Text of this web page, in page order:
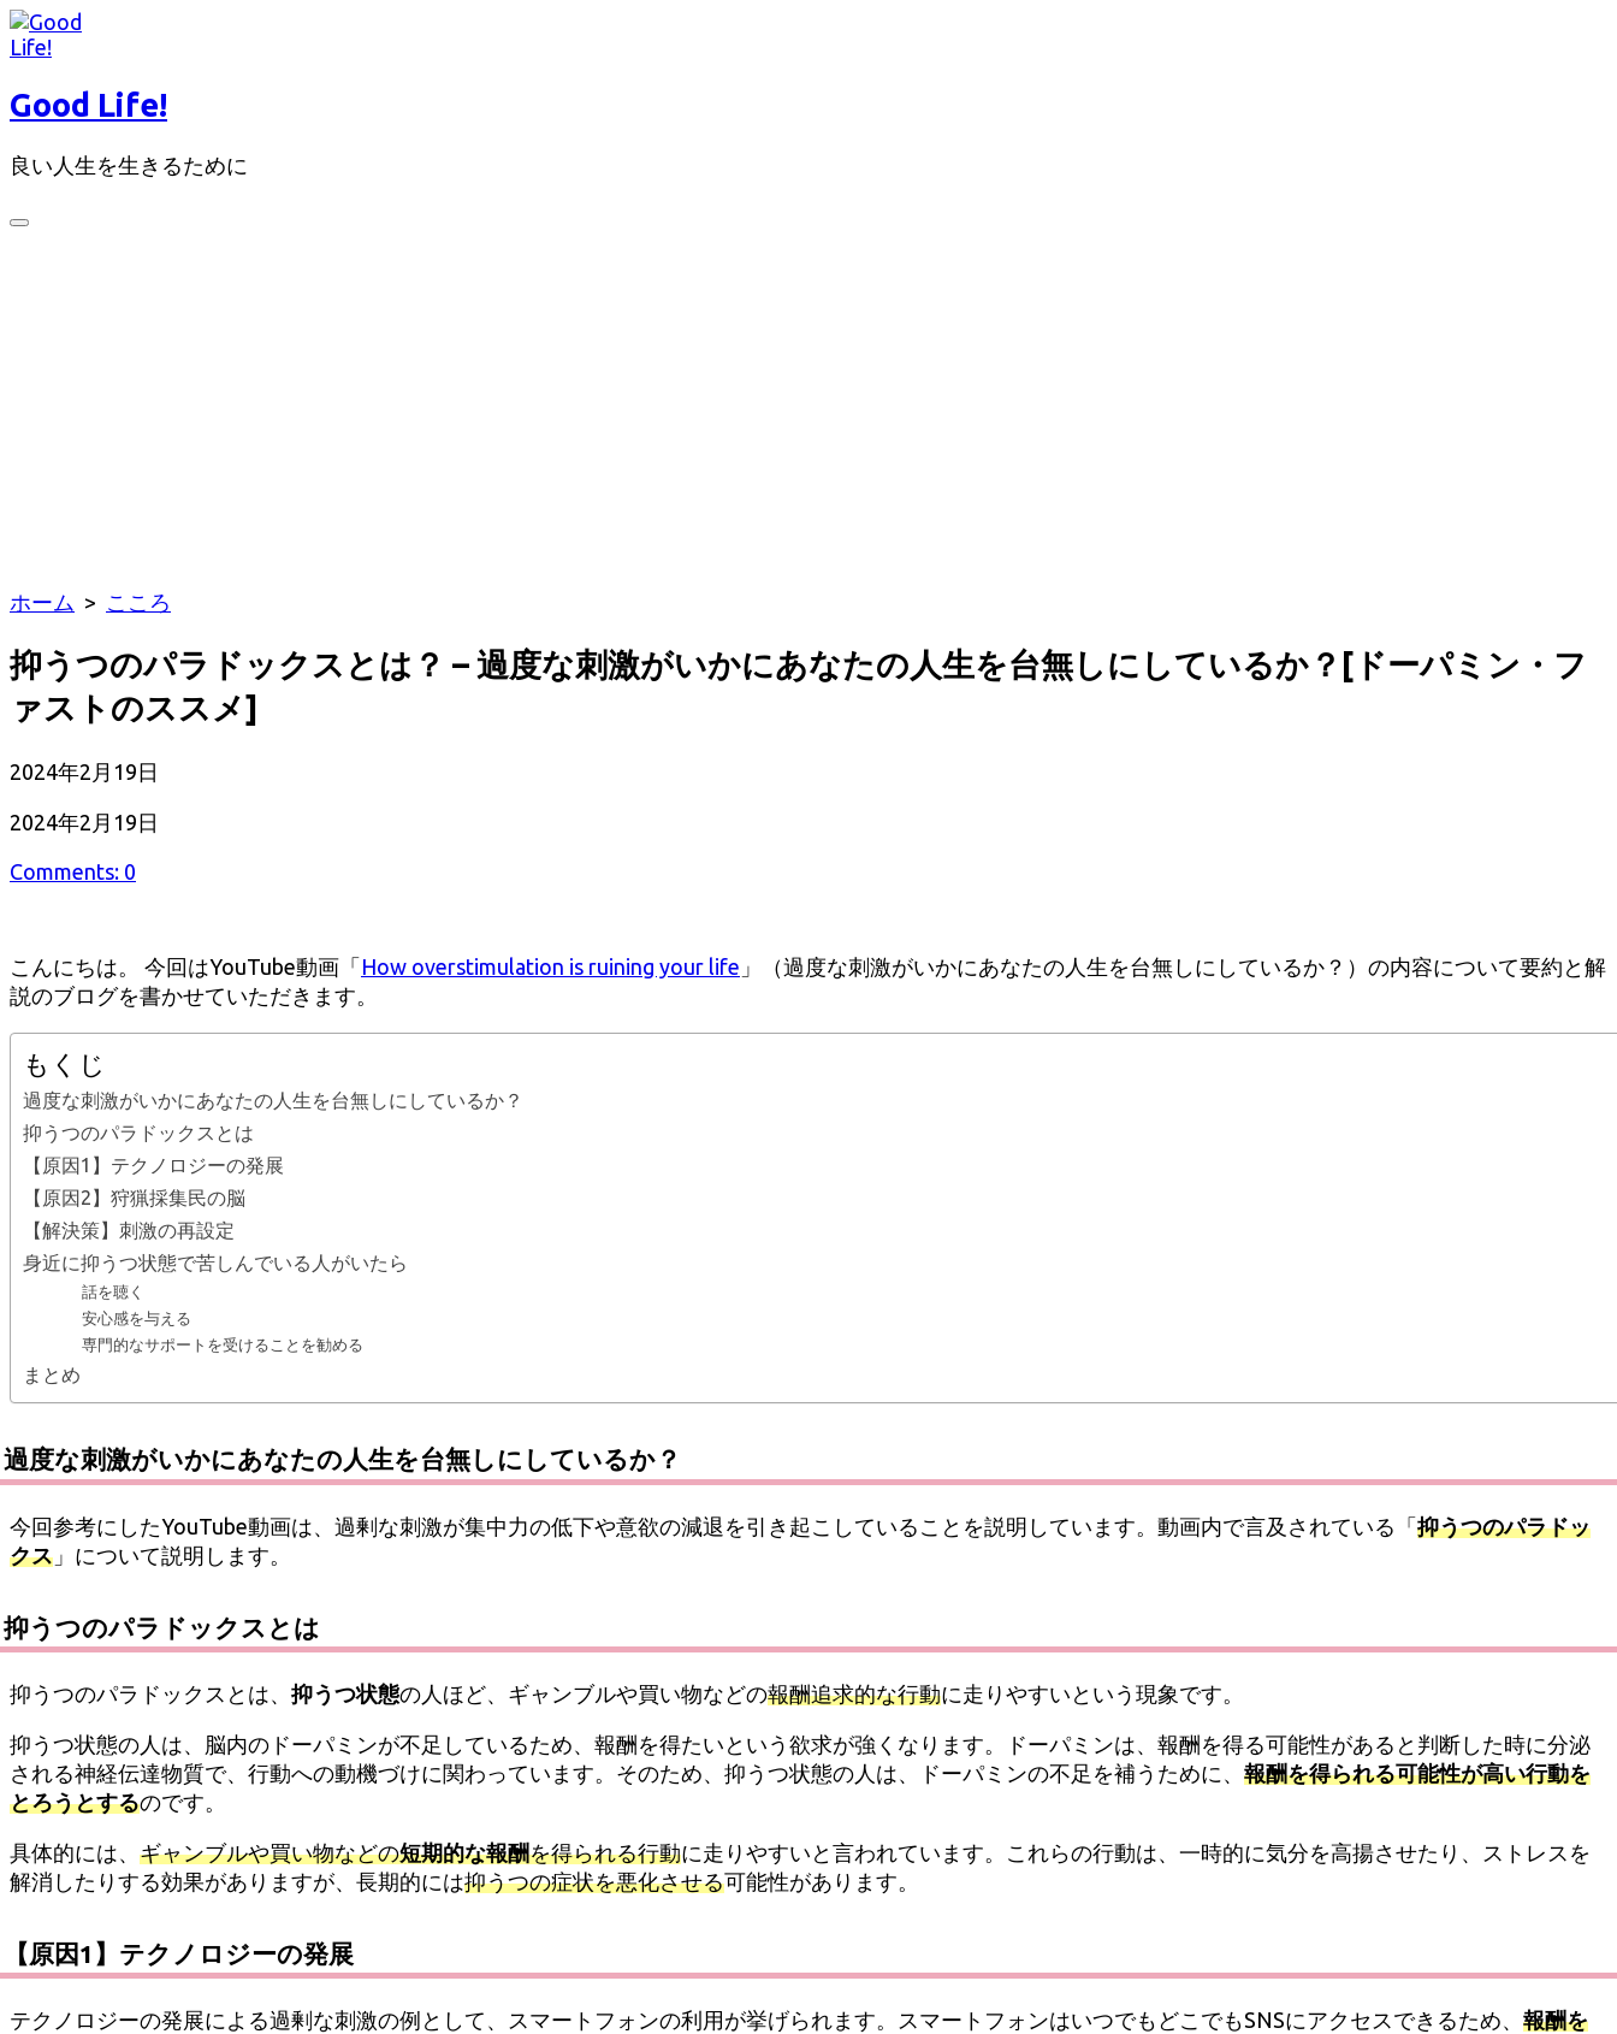
コ
ン
ン
へ
キ
Good Life!
良い人生を生きるために
検
ホーム > こころ
抑うつのパラドックスとは？ – 過度な刺激がいかにあなたの人生を台無しにしているか？[ドーパミン・フ
ァストのススメ]
公
日
2024年2月19日
最
更
2024年2月19日
Comments: 0
こんにちは。 今回はYouTube動画「How overstimulation is ruining your life 」（過度な刺激がいかにあなたの人生を台無しにしているか？）の内容について要約と解
説のブログを書かせていただきます。
もくじ
過度な刺激がいかにあなたの人生を台無しにしているか？
抑うつのパラドックスとは
【原因1】テクノロジーの発展
【原因2】狩猟採集民の脳
【解決策】刺激の再設定
身近に抑うつ状態で苦しんでいる人がいたら
話を聴く
安心感を与える
専門的なサポートを受けることを勧める
まとめ
過度な刺激がいかにあなたの人生を台無しにしているか？
今回参考にしたYouTube動画は、過剰な刺激が集中力の低下や意欲の減退を引き起こしていることを説明しています。動画内で言及されている「抑うつのパラドッ
クス 」について説明します。
抑うつのパラドックスとは
抑うつのパラドックスとは、 抑うつ状態の人ほど、ギャンブルや買い物などの報酬追求的な行動に走りやすいという現象です。
抑うつ状態の人は、脳内のドーパミンが不足しているため、報酬を得たいという欲求が強くなります。ドーパミンは、報酬を得る可能性があると判断した時に分泌
される神経伝達物質で、行動への動機づけに関わっています。そのため、抑うつ状態の人は、ドーパミンの不足を補うために、 報酬を得られる可能性が高い行動を
とろうとするのです。
具体的には、 ギャンブルや買い物などの短期的な報酬を得られる行動に走りやすいと言われています。これらの行動は、一時的に気分を高揚させたり、ストレスを
解消したりする効果がありますが、長期的には抑うつの症状を悪化させる可能性があります。
【原因1】テクノロジーの発展
テクノロジーの発展による過剰な刺激の例として、スマートフォンの利用が挙げられます。スマートフォンはいつでもどこでもSNSにアクセスできるため、 報酬を